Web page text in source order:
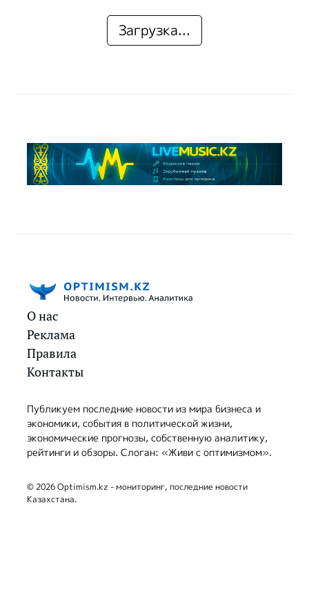
Загрузка...
О нас
Реклама
Правила
Контакты
Публикуем последние новости из мира бизнеса и
экономики, события в политической жизни,
экономические прогнозы, собственную аналитику,
рейтинги и обзоры. Слоган: «Живи с оптимизмом».
© 2026 Optimism.kz - мониторинг, последние новости
Казахстана.